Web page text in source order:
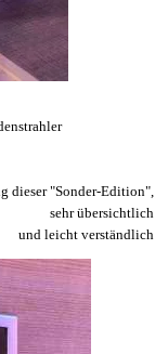
dieser "Sonder-Edition",
sehr übersichtlich
und leicht verständlich